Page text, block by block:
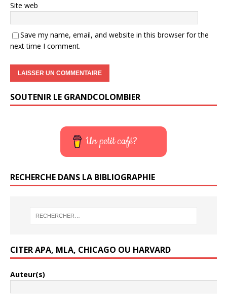
Site web
Save my name, email, and website in this browser for the
next time I comment.
SOUTENIR LE GRANDCOLOMBIER
Un petit café?
RECHERCHE DANS LA BIBLIOGRAPHIE
CITER APA, MLA, CHICAGO OU HARVARD
Auteur(s)